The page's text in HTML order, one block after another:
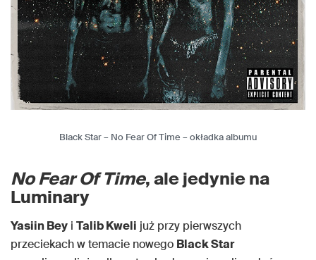
Black Star – No Fear Of Time – okładka albumu
No Fear Of Time, ale jedynie na
Luminary
Yasiin Bey i Talib Kweli już przy pierwszych
przeciekach w temacie nowego Black Star